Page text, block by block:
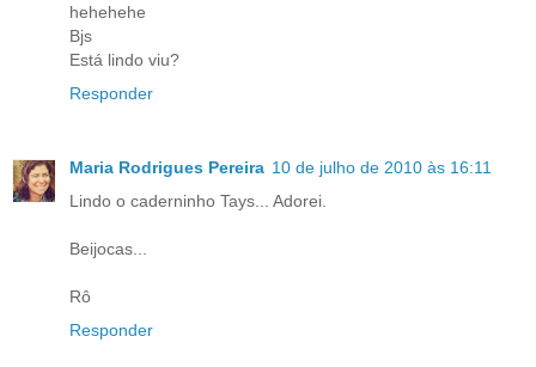
hehehehe
Bjs
Está lindo viu?
Responder
Maria Rodrigues Pereira 10 de julho de 2010 às 16:11
Lindo o caderninho Tays... Adorei.
Beijocas...
Rô
Responder